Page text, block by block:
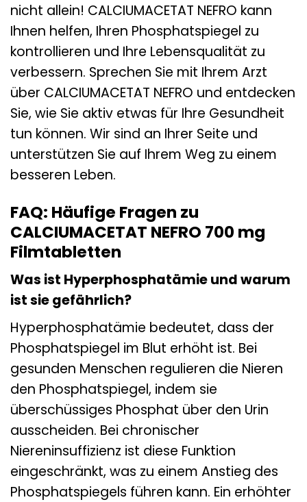
nicht allein! CALCIUMACETAT NEFRO kann
Ihnen helfen, Ihren Phosphatspiegel zu
kontrollieren und Ihre Lebensqualität zu
verbessern. Sprechen Sie mit Ihrem Arzt
über CALCIUMACETAT NEFRO und entdecken
Sie, wie Sie aktiv etwas für Ihre Gesundheit
tun können. Wir sind an Ihrer Seite und
unterstützen Sie auf Ihrem Weg zu einem
besseren Leben.
FAQ: Häufige Fragen zu
CALCIUMACETAT NEFRO 700 mg
Filmtabletten
Was ist Hyperphosphatämie und warum
ist sie gefährlich?
Hyperphosphatämie bedeutet, dass der
Phosphatspiegel im Blut erhöht ist. Bei
gesunden Menschen regulieren die Nieren
den Phosphatspiegel, indem sie
überschüssiges Phosphat über den Urin
ausscheiden. Bei chronischer
Niereninsuffizienz ist diese Funktion
eingeschränkt, was zu einem Anstieg des
Phosphatspiegels führen kann. Ein erhöhter